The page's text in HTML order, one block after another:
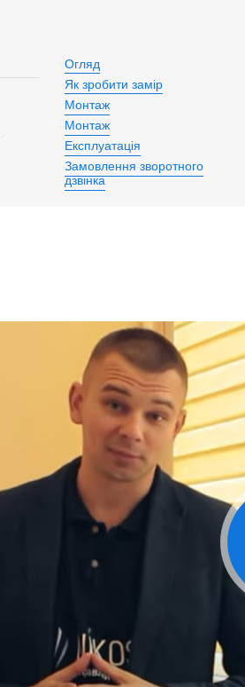
Огляд
Як зробити замір
Монтаж
Монтаж
Експлуатація
Замовлення зворотного
дзвінка